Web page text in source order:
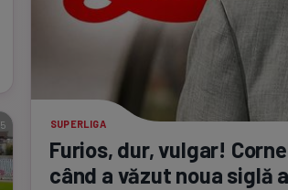
5 SUPERLIGA
Furios, dur, vulgar!
când a văzut noua siglă